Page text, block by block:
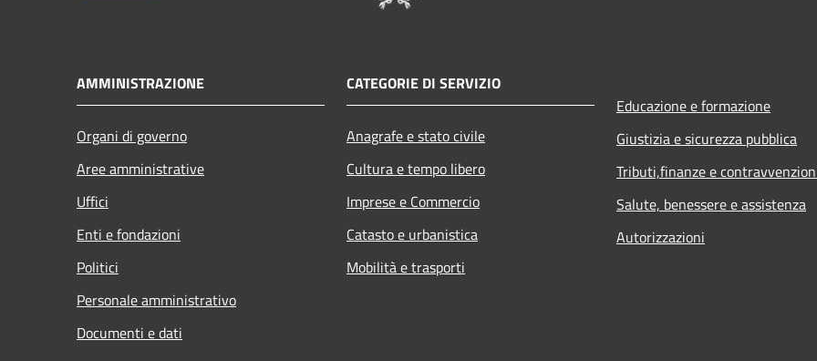
AMMINISTRAZIONE
Organi di governo
Aree amministrative
Uffici
Enti e fondazioni
Politici
Personale amministrativo
Documenti e dati
CATEGORIE DI SERVIZIO
Anagrafe e stato civile
Cultura e tempo libero
Imprese e Commercio
Catasto e urbanistica
Mobilità e trasporti
Educazione e formazione
Giustizia e sicurezza pubblica
Tributi,finanze e
Salute, benessere e assistenza
Autorizzazioni